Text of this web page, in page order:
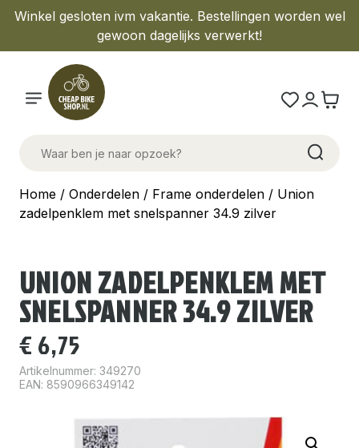
Winkel gesloten ivm vakantie. Bestellingen worden wel
gewoon dagelijks verwerkt!
Home / Onderdelen / Frame onderdelen / Union
zadelpenklem met snelspanner 34.9 zilver
UNION ZADELPENKLEM MET
SNELSPANNER 34.9 ZILVER
€ 6,75
Artikelnummer: 349270
EAN: 8590966349142